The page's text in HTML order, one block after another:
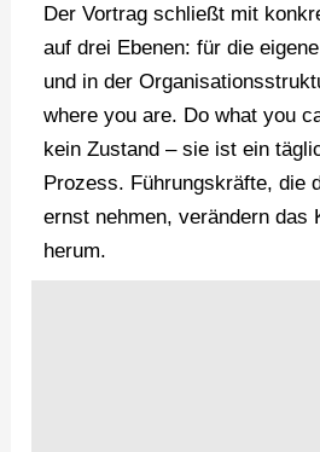
Der Vortrag schließt mit
auf drei Ebenen: für die
und in der
where you are. Do what you
kein Zustand – sie ist ein
Prozess. Führungskräfte, die
ernst nehmen, verändern das
herum.